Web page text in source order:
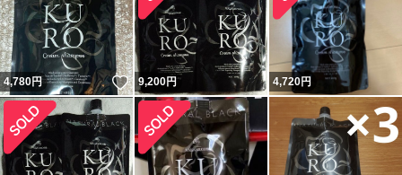
4,780円 いいね！
9,200円 4,720円